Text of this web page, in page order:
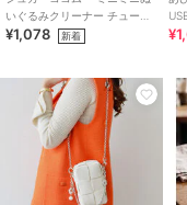
いぐるみクリーナー チューポ
ップキャンディ ローリー
¥1,078 新着